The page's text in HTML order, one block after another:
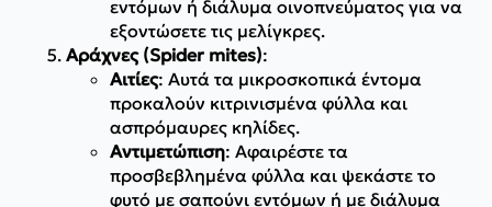
εντόμων ή διάλυμα οινοπνεύματος για να
εξοντώσετε τις μελίγκρες.
Αράχνες (Spider mites):
Αιτίες: Αυτά τα μικροσκοπικά έντομα
προκαλούν κιτρινισμένα φύλλα και
ασπρόμαυρες κηλίδες.
Αντιμετώπιση: Αφαιρέστε τα
προσβεβλημένα φύλλα και ψεκάστε το
φυτό με σαπούνι εντόμων ή με διάλυμα